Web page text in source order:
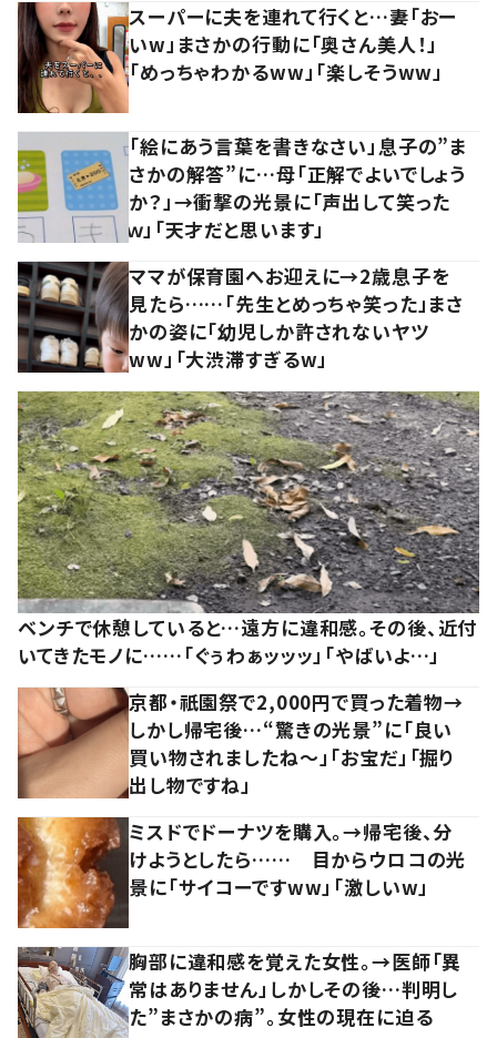
スーパーに夫を連れて行くと…妻「おー
いw」まさかの行動に「奥さん美人！」
「めっちゃわかるww」「楽しそうww」
「絵にあう言葉を書きなさい」息子の”ま
さかの解答”に…母「正解でよいでしょう
か？」→衝撃の光景に「声出して笑った
ｗ」「天才だと思います」
ママが保育園へお迎えに→2歳息子を
見たら……「先生とめっちゃ笑った」まさ
かの姿に「幼児しか許されないヤツ
ww」「大渋滞すぎるw」
ベンチで休憩していると…遠方に違和感。その後、近付
いてきたモノに……「ぐぅわぁッッッ」「やばいよ…」
京都・祇園祭で2,000円で買った着物→
しかし帰宅後…“驚きの光景”に「良い
買い物されましたね～」「お宝だ」「掘り
出し物ですね」
ミスドでドーナツを購入。→帰宅後、分
けようとしたら…… 目からウロコの光
景に「サイコーですww」「激しいw」
胸部に違和感を覚えた女性。→医師「異
常はありません」しかしその後…判明し
た”まさかの病”。女性の現在に迫る